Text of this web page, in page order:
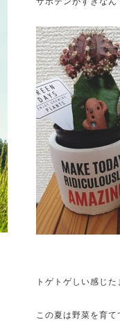
トゲトゲしい感じ
この夏は野菜を育